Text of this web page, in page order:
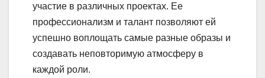
участие в различных проектах. Ее
профессионализм и талант позволяют ей
успешно воплощать самые разные образы и
создавать неповторимую атмосферу в
каждой роли.